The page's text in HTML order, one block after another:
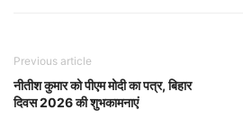
Previous article
नीतीश कुमार को पीएम मोदी का पत्र, बिहार
दिवस 2026 की शुभकामनाएं